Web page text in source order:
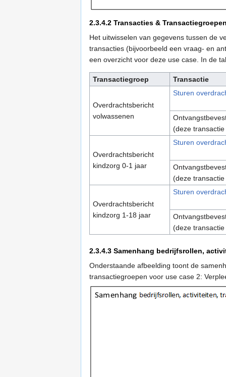
2.3.4.2 Transacties &
Het uitwisselen van gegevens tussen de
transacties (bijvoorbeeld een vraag- en
een overzicht voor deze use case. In de
Transactiegroep Transactie
Overdrachtsbericht
volwassenen
Sturen
(deze
Overdrachtsbericht
kindzorg 0-1 jaar
Sturen
(deze
Overdrachtsbericht
kindzorg 1-18 jaar
Sturen
(deze
2.3.4.3 Samenhang bedrijfsrollen,
Onderstaande afbeelding toont de
transactiegroepen voor use case 2: